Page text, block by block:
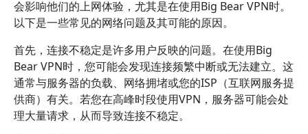
会影响他们的上网体验，尤其是在使用Big Bear VPN时。
以下是一些常见的网络问题及其可能的原因。
首先，连接不稳定是许多用户反映的问题。在使用Big
Bear VPN时，您可能会发现连接频繁中断或无法建立。这
通常与服务器的负载、网络拥堵或您的ISP（互联网服务提
供商）有关。若您在高峰时段使用VPN，服务器可能会处
理大量请求，从而导致连接不稳定。